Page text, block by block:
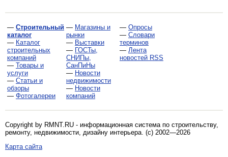
— Строительный
каталог
— Каталог
строительных
компаний
— Товары и
услуги
— Статьи и
обзоры
— Фотогалереи
— Магазины и
рынки
— Выставки
— ГОСТы,
СНИПы,
СанПиНы
— Новости
недвижимости
— Новости
компаний
— Опросы
— Словари
терминов
— Лента
новостей RSS
Copyright by RMNT.RU - информационная система по строительству,
ремонту, недвижимости, дизайну интерьера . (c) 2002—2026
Карта сайта